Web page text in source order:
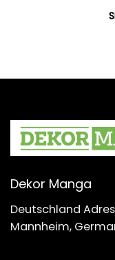
Dekor Manga
Deutschland
Mannheim,